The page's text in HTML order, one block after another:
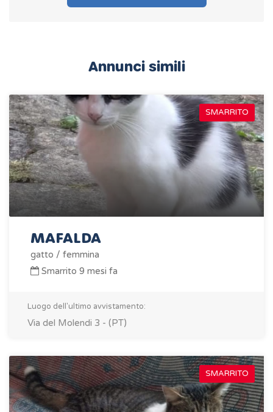
Annunci simili
SMARRITO
MAFALDA
gatto / femmina
Smarrito 9 mesi fa
Luogo dell'ultimo avvistamento:
Via del Molendi 3 - (PT)
SMARRITO